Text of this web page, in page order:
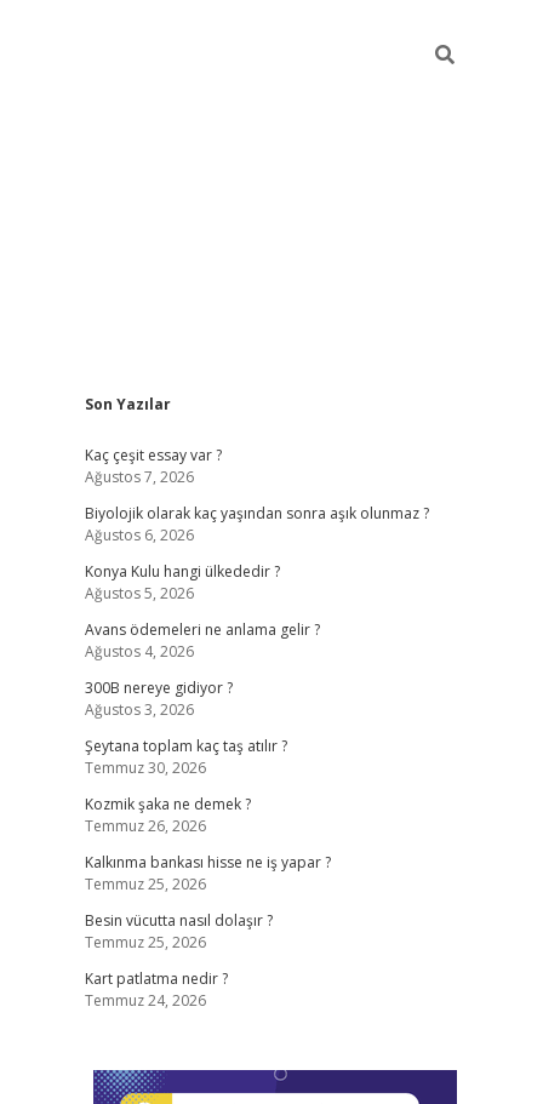
Sidebar
Son Yazılar
Kaç çeşit essay var ?
Ağustos 7, 2026
Biyolojik olarak kaç yaşından sonra aşık olunmaz ?
Ağustos 6, 2026
Konya Kulu hangi ülkededir ?
Ağustos 5, 2026
Avans ödemeleri ne anlama gelir ?
Ağustos 4, 2026
300B nereye gidiyor ?
Ağustos 3, 2026
Şeytana toplam kaç taş atılır ?
Temmuz 30, 2026
Kozmik şaka ne demek ?
Temmuz 26, 2026
Kalkınma bankası hisse ne iş yapar ?
Temmuz 25, 2026
Besin vücutta nasıl dolaşır ?
Temmuz 25, 2026
Kart patlatma nedir ?
Temmuz 24, 2026